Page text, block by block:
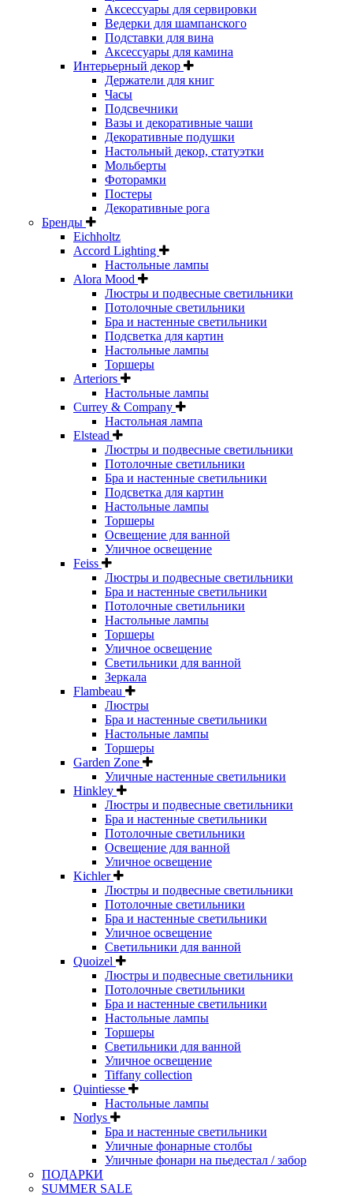
Аксессуары для сервировки
Ведерки для шампанского
Подставки для вина
Аксессуары для камина
Интерьерный декор
Держатели для книг
Часы
Подсвечники
Вазы и декоративные чаши
Декоративные подушки
Настольный декор, статуэтки
Мольберты
Фоторамки
Постеры
Декоративные рога
Бренды
Eichholtz
Accord Lighting
Настольные лампы
Alora Mood
Люстры и подвесные светильники
Потолочные светильники
Бра и настенные светильники
Подсветка для картин
Настольные лампы
Торшеры
Arteriors
Настольные лампы
Currey & Company
Настольная лампа
Elstead
Люстры и подвесные светильники
Потолочные светильники
Бра и настенные светильники
Подсветка для картин
Настольные лампы
Торшеры
Освещение для ванной
Уличное освещение
Feiss
Люстры и подвесные светильники
Бра и настенные светильники
Потолочные светильники
Настольные лампы
Торшеры
Уличное освещение
Светильники для ванной
Зеркала
Flambeau
Люстры
Бра и настенные светильники
Настольные лампы
Торшеры
Garden Zone
Уличные настенные светильники
Hinkley
Люстры и подвесные светильники
Бра и настенные светильники
Потолочные светильники
Освещение для ванной
Уличное освещение
Kichler
Люстры и подвесные светильники
Потолочные светильники
Бра и настенные светильники
Уличное освещение
Светильники для ванной
Quoizel
Люстры и подвесные светильники
Потолочные светильники
Бра и настенные светильники
Настольные лампы
Торшеры
Светильники для ванной
Уличное освещение
Tiffany collection
Quintiesse
Настольные лампы
Norlys
Бра и настенные светильники
Уличные фонарные столбы
Уличные фонари на пьедестал / забор
ПОДАРКИ
SUMMER SALE